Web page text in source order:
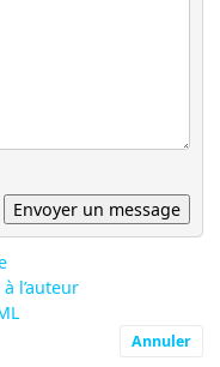
l’auteur
Annuler